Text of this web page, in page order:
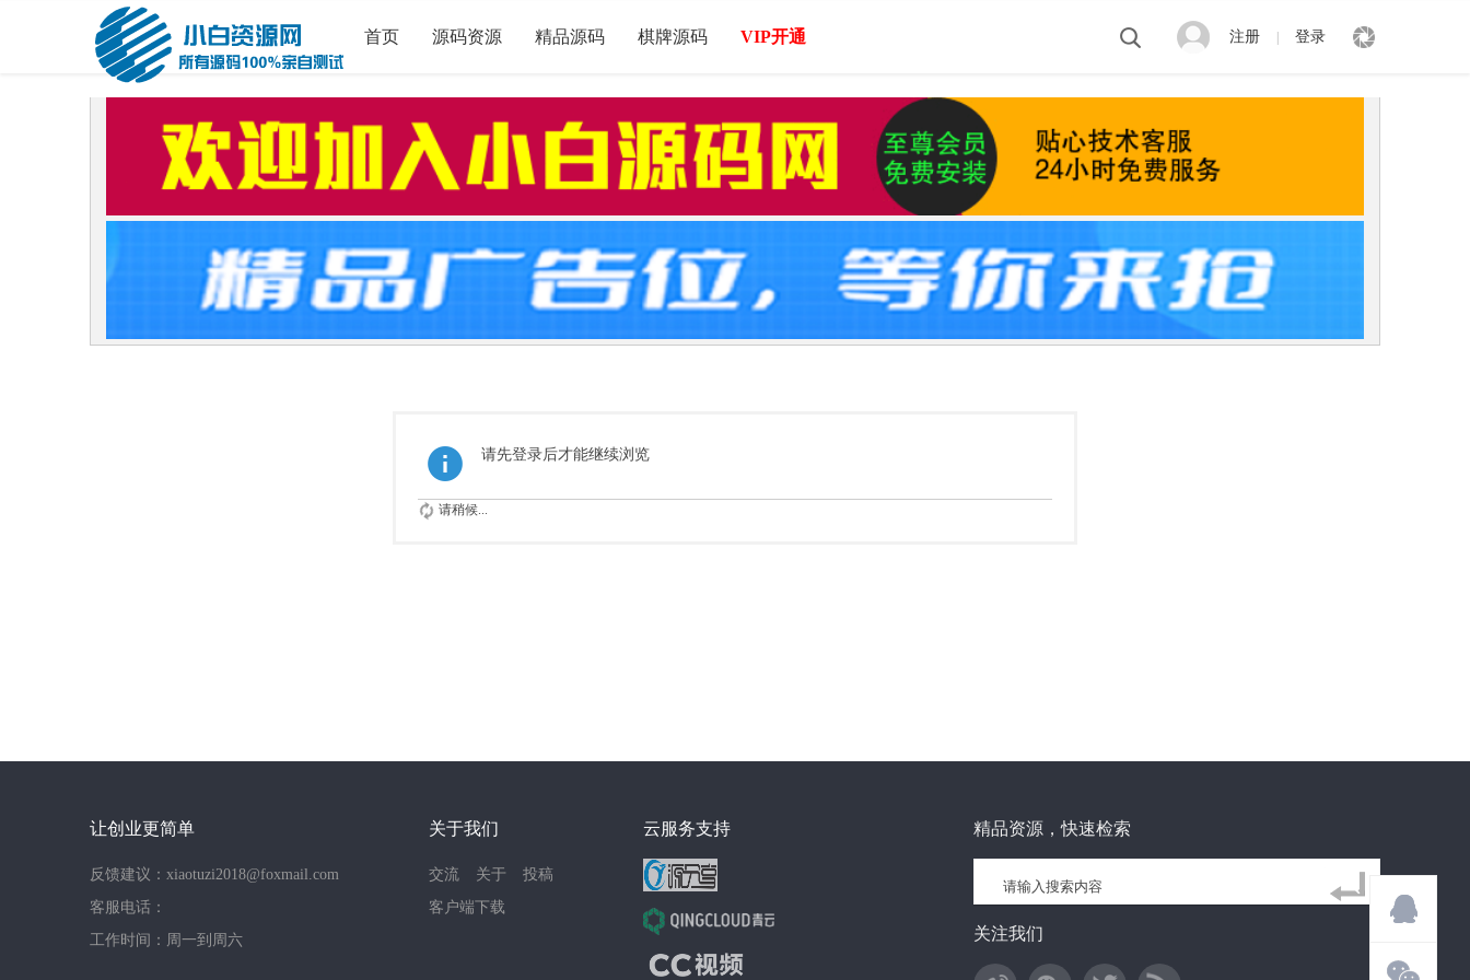
首页 源码资源 精品源码 棋牌源码 VIP开通 注册 登录
请先登录后才能继续浏览
请稍候...
让创业更简单
反馈建议：xiaotuzi2018@foxmail.com
客服电话：
工作时间：周一到周六
关于我们
交流 关于
投稿
客户端下载
云服务支持 精品资源，快速检索
关注我们